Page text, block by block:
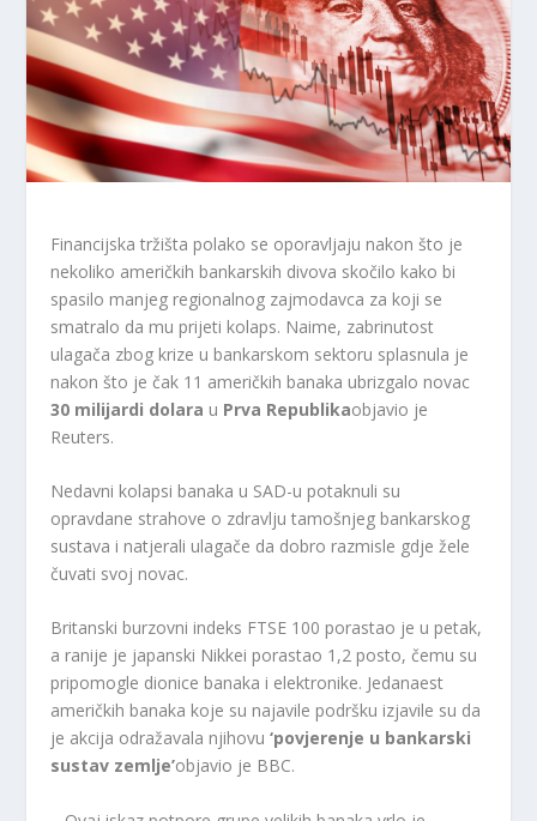
Financijska tržišta polako se oporavljaju nakon što je
nekoliko američkih bankarskih divova skočilo kako bi
spasilo manjeg regionalnog zajmodavca za koji se
smatralo da mu prijeti kolaps. Naime, zabrinutost
ulagača zbog krize u bankarskom sektoru splasnula je
nakon što je čak 11 američkih banaka ubrizgalo novac
30 milijardi dolara u Prva Republikaobjavio je
Reuters.
Nedavni kolapsi banaka u SAD-u potaknuli su
opravdane strahove o zdravlju tamošnjeg bankarskog
sustava i natjerali ulagače da dobro razmisle gdje žele
čuvati svoj novac.
Britanski burzovni indeks FTSE 100 porastao je u petak,
a ranije je japanski Nikkei porastao 1,2 posto, čemu su
pripomogle dionice banaka i elektronike. Jedanaest
američkih banaka koje su najavile podršku izjavile su da
je akcija odražavala njihovu ‘povjerenje u bankarski
sustav zemlje’objavio je BBC.